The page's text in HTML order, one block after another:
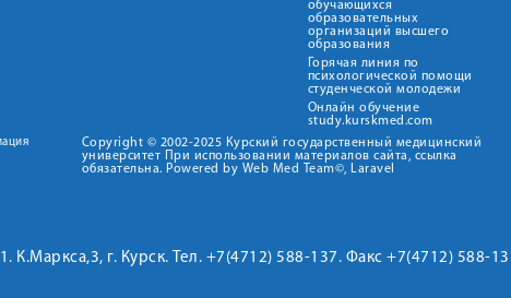
обучающихся
образовательных
организаций высшего
образования
Горячая линия по
психологической помощи
студенческой молодежи
Онлайн обучение
study.kurskmed.com
Copyright © 2002-2025 Курский государственный медицинский
университет При использовании материалов сайта, ссылка
обязательна. Powered by Web Med Team©, Laravel
К.Маркса,3, г. Курск. Тел. +7(4712) 588-137. Факс +7(4712) 588-